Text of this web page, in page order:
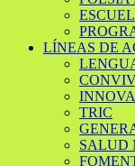
LÍNEAS DE
TRIC
SALUD